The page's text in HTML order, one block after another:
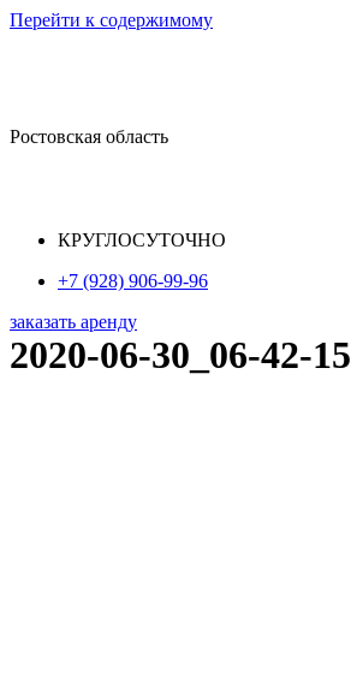
Перейти к содержимому
Ростовская область
КРУГЛОСУТОЧНО
+7 (928) 906-99-96
заказать аренду
2020-06-30_06-42-15